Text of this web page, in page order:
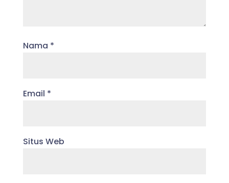
Nama *
Email *
Situs Web